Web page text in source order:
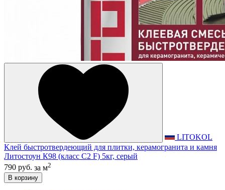
LITOKOL
Клей быстротвердеющий для плитки, керамогранита и камня
Литостоун К98 (класс С2 F) 5кг, серый
790 руб. за м2
В корзину